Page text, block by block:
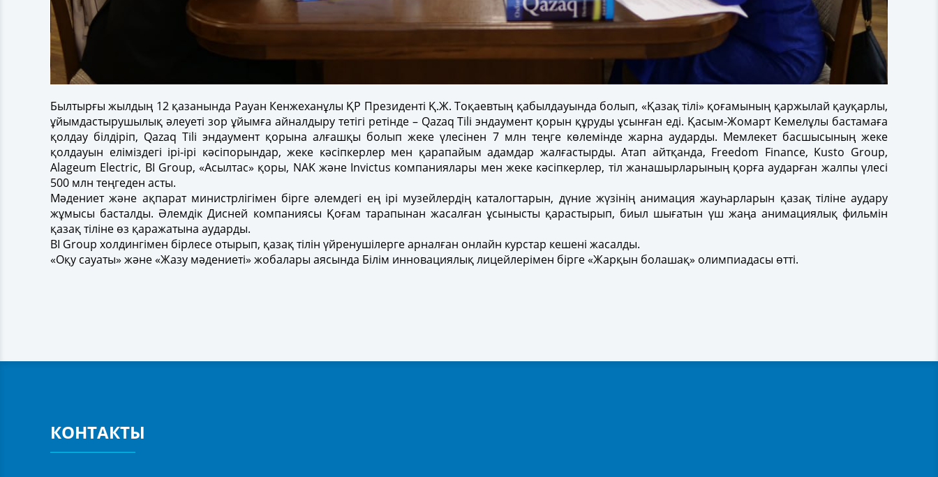
Былтырғы жылдың 12 қазанында Рауан Кенжеханұлы ҚР Президенті Қ.Ж. Тоқаевтың қабылдауында болып, «Қазақ тілі» қоғамының қаржылай қауқарлы,
ұйымдастырушылық әлеуеті зор ұйымға айналдыру тетігі ретінде – Qazaq Tili эндаумент қорын құруды ұсынған еді. Қасым-Жомарт Кемелұлы бастамаға
қолдау білдіріп, Qazaq Tili эндаумент қорына алғашқы болып жеке үлесінен 7 млн теңге көлемінде жарна аударды. Мемлекет басшысының жеке
қолдауын еліміздегі ірі-ірі кәсіпорындар, жеке кәсіпкерлер мен қарапайым адамдар жалғастырды. Атап айтқанда, Freedom Finance, Kusto Group,
Alageum Electric, BI Group, «Асылтас» қоры, NAK және Invictus компаниялары мен жеке кәсіпкерлер, тіл жанашырларының қорға аударған жалпы үлесі
500 млн теңгеден асты.
Мәдениет және ақпарат министрлігімен бірге әлемдегі ең ірі музейлердің каталогтарын, дүние жүзінің анимация жауһарларын қазақ тіліне аудару
жұмысы басталды. Әлемдік Дисней компаниясы Қоғам тарапынан жасалған ұсынысты қарастырып, биыл шығатын үш жаңа анимациялық фильмін
қазақ тіліне өз қаражатына аударды.
BI Group холдингімен бірлесе отырып, қазақ тілін үйренушілерге арналған онлайн курстар кешені жасалды.
«Оқу сауаты» және «Жазу мәдениеті» жобалары аясында Білім инновациялық лицейлерімен бірге «Жарқын болашақ» олимпиадасы өтті.
КОНТАКТЫ